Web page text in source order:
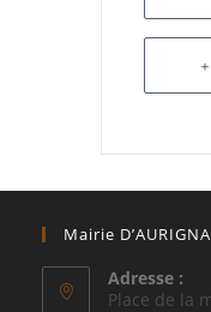
Mairie
Adresse :
Place de la